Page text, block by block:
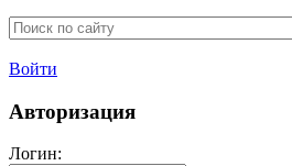
Войти
Авторизация
Логин: